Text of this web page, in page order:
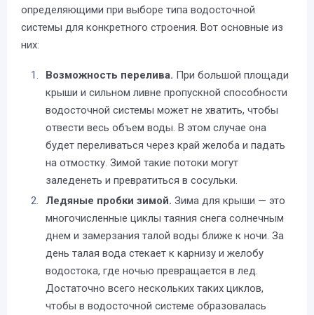
определяющими при выборе типа водосточной
системы для конкретного строения. Вот основные из
них:
Возможность перелива. При большой площади
крыши и сильном ливне пропускной способности
водосточной системы может не хватить, чтобы
отвести весь объем воды. В этом случае она
будет переливаться через край желоба и падать
на отмостку. Зимой такие потоки могут
заледенеть и превратиться в сосульки.
Ледяные пробки зимой. Зима для крыши — это
многочисленные циклы таяния снега солнечным
днем и замерзания талой воды ближе к ночи. За
день талая вода стекает к карнизу и желобу
водостока, где ночью превращается в лед.
Достаточно всего нескольких таких циклов,
чтобы в водосточной системе образовалась